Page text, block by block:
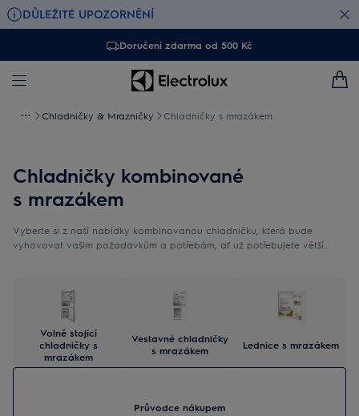
DŮLEŽITÉ UPOZORNĚNÍ
Doručení zdarma od 500 Kč
Chladničky & Mrazničky Chladničky s mrazákem
Chladničky kombinované
s mrazákem
Vyberte si z naší nabídky kombinovanou chladničku, která bude
vyhovovat vašim požadavkům a potřebám, ať už potřebujete větší
Volně stojící
chladničky s
mrazákem
Vestavné chladničky
s mrazákem
Lednice s mrazákem
Průvodce nákupem